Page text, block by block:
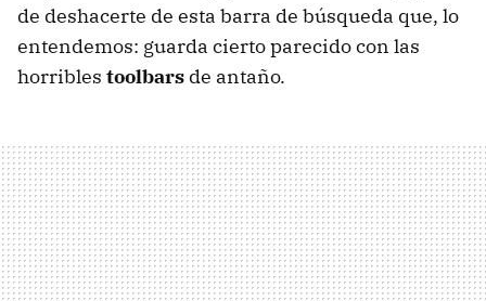
de deshacerte de esta barra de búsqueda que, lo
entendemos: guarda cierto parecido con las
horribles toolbars de antaño.